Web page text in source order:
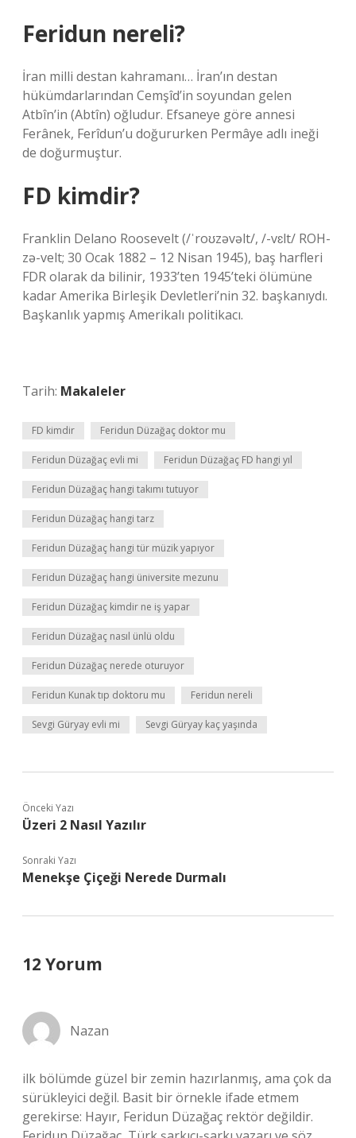
Feridun nereli?
İran milli destan kahramanı… İran’ın destan
hükümdarlarından Cemşîd’in soyundan gelen
Atbîn’in (Abtîn) oğludur. Efsaneye göre annesi
Ferânek, Ferîdun’u doğururken Permâye adlı ineği
de doğurmuştur.
FD kimdir?
Franklin Delano Roosevelt (/ˈroʊzəvəlt/, /-vɛlt/ ROH-
zə-velt; 30 Ocak 1882 – 12 Nisan 1945), baş harfleri
FDR olarak da bilinir, 1933’ten 1945’teki ölümüne
kadar Amerika Birleşik Devletleri’nin 32. başkanıydı.
Başkanlık yapmış Amerikalı politikacı.
Tarih: Makaleler
FD kimdir Feridun Düzağaç doktor mu
Feridun Düzağaç evli mi Feridun Düzağaç FD hangi yıl
Feridun Düzağaç hangi takımı tutuyor
Feridun Düzağaç hangi tarz
Feridun Düzağaç hangi tür müzik yapıyor
Feridun Düzağaç hangi üniversite mezunu
Feridun Düzağaç kimdir ne iş yapar
Feridun Düzağaç nasıl ünlü oldu
Feridun Düzağaç nerede oturuyor
Feridun Kunak tıp doktoru mu Feridun nereli
Sevgi Güryay evli mi Sevgi Güryay kaç yaşında
Önceki Yazı
Üzeri 2 Nasıl Yazılır
Sonraki Yazı
Menekşe Çiçeği Nerede Durmalı
12 Yorum
Nazan
ilk bölümde güzel bir zemin hazırlanmış, ama çok da
sürükleyici değil. Basit bir örnekle ifade etmem
gerekirse: Hayır, Feridun Düzağaç rektör değildir.